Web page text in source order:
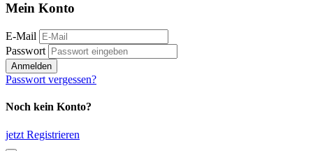
Mein Konto
E-Mail
Passwort
Anmelden
Passwort vergessen?
Noch kein Konto?
jetzt Registrieren